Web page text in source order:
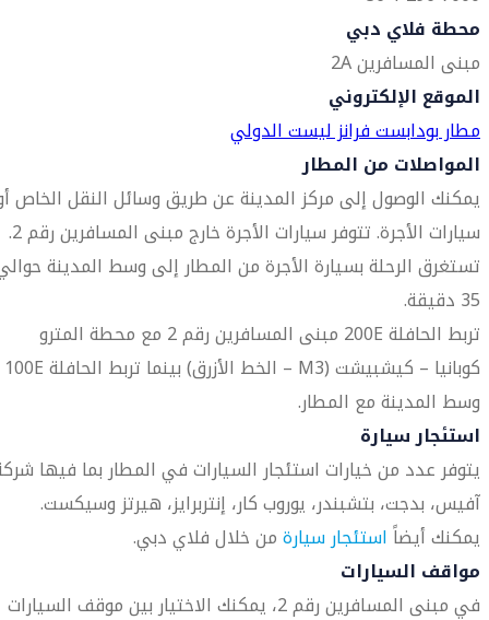
محطة فلاي دبي
مبنى المسافرين 2A
الموقع الإلكتروني
مطار بودابست فرانز ليست الدولي
المواصلات من المطار
يمكنك الوصول إلى مركز المدينة عن طريق وسائل النقل الخاص
سيارات الأجرة. تتوفر سيارات الأجرة خارج مبنى المسافرين رقم 2.
تستغرق الرحلة بسيارة الأجرة من المطار إلى وسط المدينة
35 دقيقة.
تربط الحافلة 200E مبنى المسافرين رقم 2 مع محطة المترو
كوبانيا – كيشبيشت (M3 – الخط الأزرق) بينما تربط الحافلة 100E
وسط المدينة مع المطار.
استئجار سيارة
يتوفر عدد من خيارات استئجار السيارات في المطار بما فيها
آفيس، بدجت، بتشبندر، يوروب كار، إنتربرايز، هيرتز وسيكست.
يمكنك أيضاًاستئجار سيارةمن خلال فلاي دبي.
مواقف السيارات
في مبنى المسافرين رقم 2، يمكنك الاختيار بين موقف السيارات